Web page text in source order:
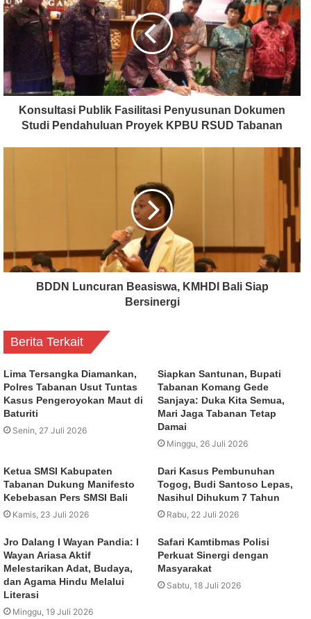
Konsultasi Publik Fasilitasi Penyusunan Dokumen
Studi Pendahuluan Proyek KPBU RSUD Tabanan
BDDN Luncuran Beasiswa, KMHDI Bali Siap
Bersinergi
Berita Terkait
Lima Tersangka Diamankan,
Polres Tabanan Usut Tuntas
Kasus Pengeroyokan Maut di
Baturiti
Senin, 27 Juli 2026
Siapkan Santunan, Bupati
Tabanan Komang Gede
Sanjaya: Duka Kita Semua,
Mari Jaga Tabanan Tetap
Damai
Minggu, 26 Juli 2026
Ketua SMSI Kabupaten
Tabanan Dukung Manifesto
Kebebasan Pers SMSI Bali
Kamis, 23 Juli 2026
Dari Kasus Pembunuhan
Togog, Budi Santoso Lepas,
Nasihul Dihukum 7 Tahun
Rabu, 22 Juli 2026
Jro Dalang I Wayan Pandia: I
Wayan Ariasa Aktif
Melestarikan Adat, Budaya,
dan Agama Hindu Melalui
Literasi
Minggu, 19 Juli 2026
Safari Kamtibmas Polisi
Perkuat Sinergi dengan
Masyarakat
Sabtu, 18 Juli 2026